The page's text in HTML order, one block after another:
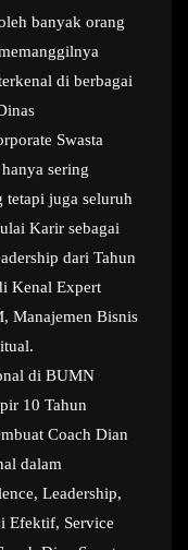
banyak orang
di berbagai
Swasta
sering
juga seluruh
Karir sebagai
dari Tahun
Kenal Expert
Manajemen Bisnis
di BUMN
10 Tahun
Coach Dian
dalam
Leadership,
Efektif, Service